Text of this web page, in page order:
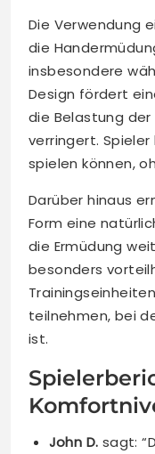
Die Verwendung
die
insbesondere
Design fördert
die Belastung der
verringert.
spielen können,
Darüber hinaus
Form eine
die Ermüdung
besonders
teilnehmen, bei
ist.
John D. sagt: